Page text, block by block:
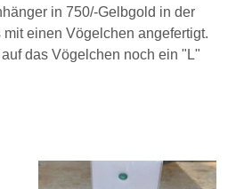
in 750/-Gelbgold in der
einen Vögelchen angefertigt.
das Vögelchen noch ein "L"